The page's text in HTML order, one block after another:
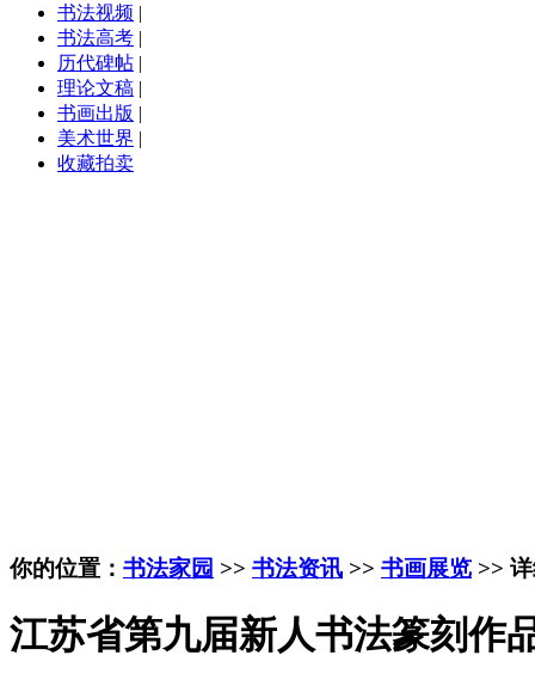
书法视频 |
书法高考 |
历代碑帖 |
理论文稿 |
书画出版 |
美术世界 |
收藏拍卖
你的位置： 书法家园 >> 书法资讯 >> 书画展览 >>
江苏省第九届新人书法篆刻作